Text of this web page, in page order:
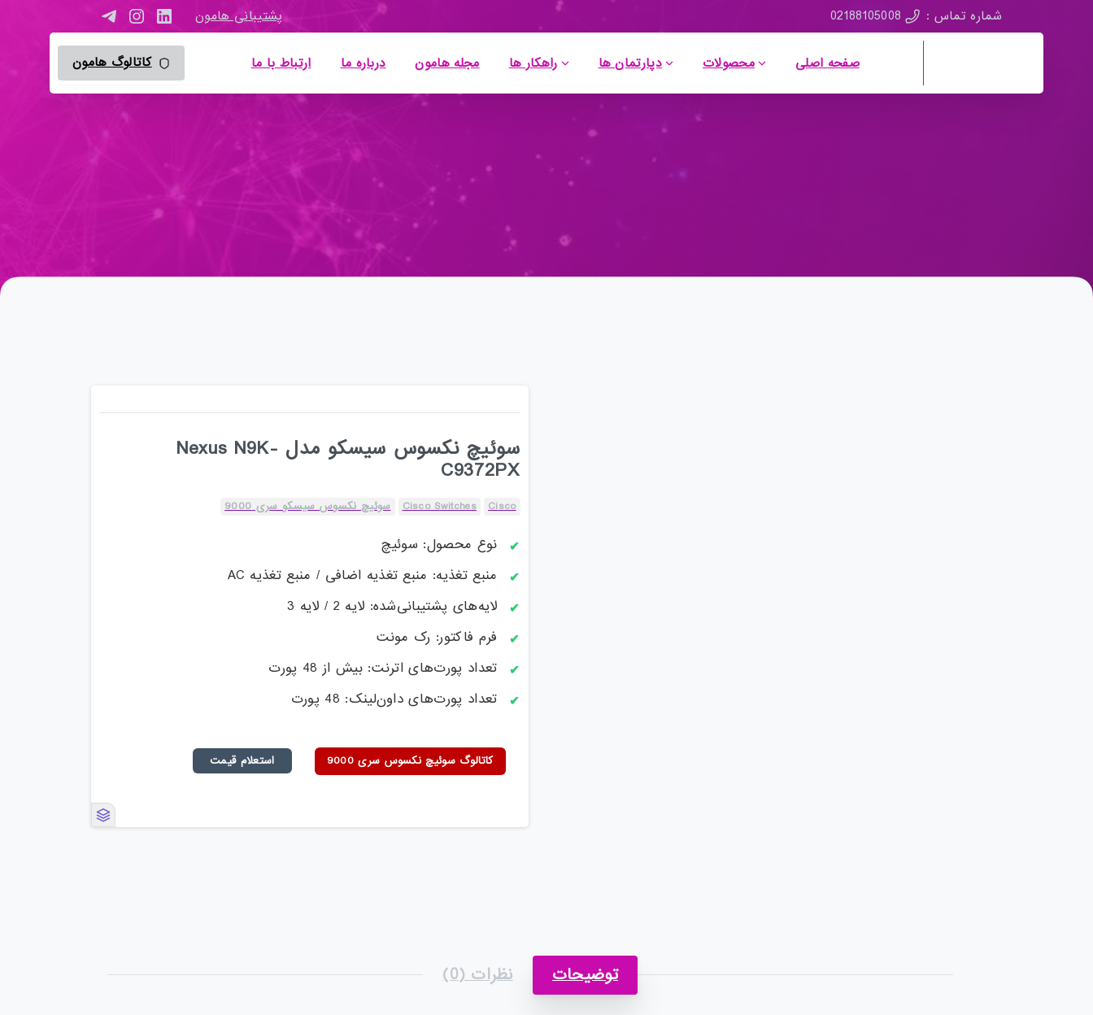
شماره تماس : 02188105008 پشتیبانی هامون
صفحه اصلی محصولات دپارتمان ها راهکار ها مجله هامون درباره ما ارتباط با ما کاتالوگ هامون
سوئیچ نکسوس سیسکو مدل Nexus N9K-
C9372PX
Cisco
Cisco Switches سوئیچ نکسوس سیسکو سری 9000
نوع محصول: سوئیچ
منبع تغذیه: منبع تغذیه اضافی / منبع تغذیه AC
لایه‌های پشتیبانی‌شده: لایه 2 / لایه 3
فرم فاکتور: رک مونت
تعداد پورت‌های اترنت: بیش از 48 پورت
تعداد پورت‌های داون‌لینک: 48 پورت
کاتالوگ سوئیچ نکسوس سری 9000 استعلام قیمت
توضیحات نظرات (0)